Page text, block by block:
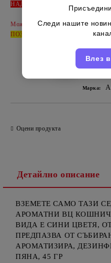
НАД 150 EUR получава -
Може да допълвате продукти като
ПОЗВЪНЕТЕ
за да ги обединим
Марка:
Оцени продукта
Детайлно описание
ВЗЕМЕТЕ САМО ТАЗИ
АРОМАТНИ ВЦ
ВИДА Е СИНИ ЦВЕТЯ,
ПРЕДПАЗВА ОТ
АРОМАТИЗИРА,
ПЯНА, 45 ГР
Следи нашите
Влез